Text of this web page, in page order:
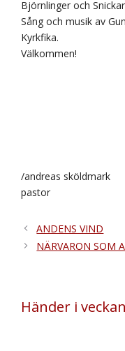
Björnlinger och
Sång och musik av
Kyrkfika.
Välkommen!
/andreas sköldmark
pastor
ANDENS VIND
NÄRVARON SOM
Händer i veckan